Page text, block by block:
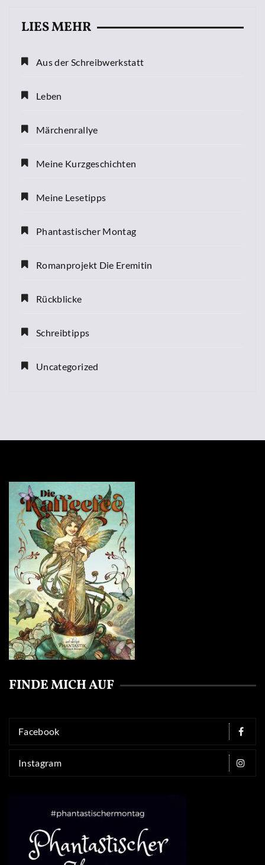
LIES MEHR
Aus der Schreibwerkstatt
Leben
Märchenrallye
Meine Kurzgeschichten
Meine Lesetipps
Phantastischer Montag
Romanprojekt Die Eremitin
Rückblicke
Schreibtipps
Uncategorized
FINDE MICH AUF
Facebook
Instagram